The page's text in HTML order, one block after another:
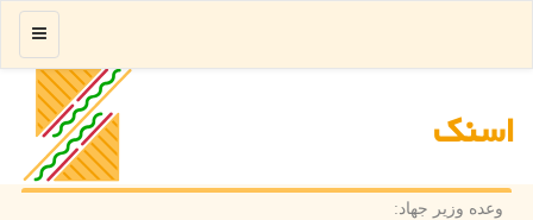
اسنك
منو
وعده وزیر جهاد: